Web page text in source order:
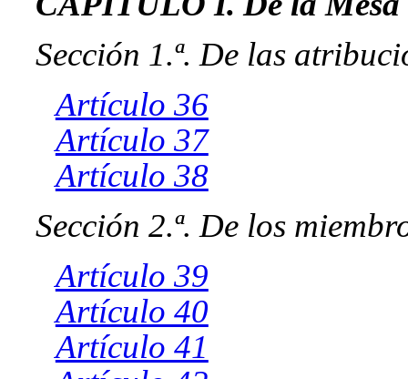
Sección 1.ª. De las
Artículo 36
Artículo 37
Artículo 38
Sección 2.ª. De los
Artículo 39
Artículo 40
Artículo 41